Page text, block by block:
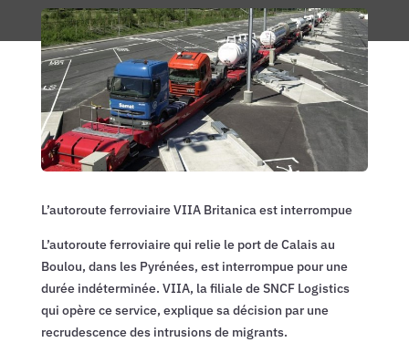
L’autoroute ferroviaire VIIA Britanica est interrompue
L’autoroute ferroviaire qui relie le port de Calais au
Boulou, dans les Pyrénées, est interrompue pour une
durée indéterminée. VIIA, la filiale de SNCF Logistics
qui opère ce service, explique sa décision par une
recrudescence des intrusions de migrants.